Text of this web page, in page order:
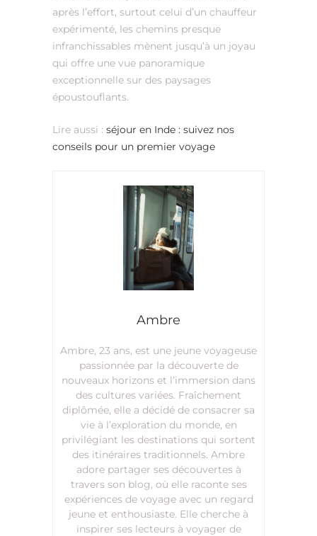
après l’effort, surtout celui d’un chauffeur
expérimenté, les chemins presque
infranchissables mènent jusqu’à un joyau
qui offre une vue panoramique
exceptionnelle sur des paysages
époustouflants.
Lire aussi : séjour en Inde : suivez nos
conseils pour un premier voyage
Ambre
Ambre, 23 ans, est une jeune voyageuse
passionnée par la découverte de
nouveaux horizons et l’immersion dans
des cultures variées. Fraîchement
diplômée, elle a décidé de consacrer sa
vie à l’exploration du monde, en
privilégiant les destinations qui sortent
des itinéraires traditionnels. Ambre
adore partager ses découvertes à
travers son blog, où elle raconte ses
expériences de voyage avec un regard
jeune et enthousiaste. Elle cherche à
inspirer ses lecteurs à voyager de